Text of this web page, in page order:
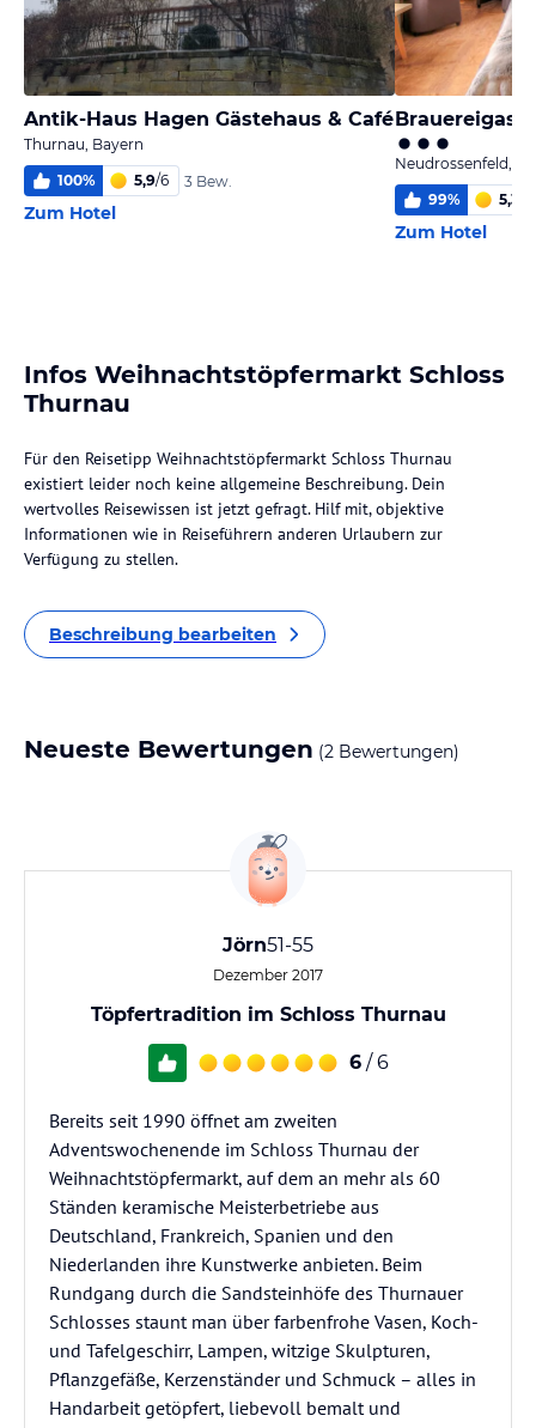
Antik-Haus Hagen Gästehaus & Café
Thurnau, Bayern
100% 5,9/6 3 Bew.
Zum Hotel
Neudrossenfeld,
99% 5,3
Zum Hotel
Infos Weihnachtstöpfermarkt Schloss
Thurnau
Für den Reisetipp Weihnachtstöpfermarkt Schloss Thurnau
existiert leider noch keine allgemeine Beschreibung. Dein
wertvolles Reisewissen ist jetzt gefragt. Hilf mit, objektive
Informationen wie in Reiseführern anderen Urlaubern zur
Verfügung zu stellen.
Beschreibung bearbeiten
Neueste Bewertungen (2 Bewertungen)
Jörn51-55
Dezember 2017
Töpfertradition im Schloss Thurnau
6 / 6
Bereits seit 1990 öffnet am zweiten
Adventswochenende im Schloss Thurnau der
Weihnachtstöpfermarkt, auf dem an mehr als 60
Ständen keramische Meisterbetriebe aus
Deutschland, Frankreich, Spanien und den
Niederlanden ihre Kunstwerke anbieten. Beim
Rundgang durch die Sandsteinhöfe des Thurnauer
Schlosses staunt man über farbenfrohe Vasen, Koch-
und Tafelgeschirr, Lampen, witzige Skulpturen,
Pflanzgefäße, Kerzenständer und Schmuck – alles in
Handarbeit getöpfert, liebevoll bemalt und